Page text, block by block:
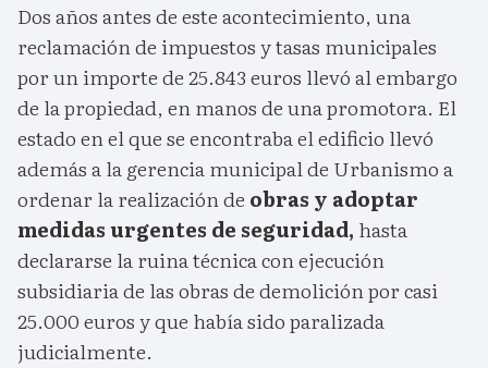
Dos años antes de este acontecimiento, una
reclamación de impuestos y tasas municipales
por un importe de 25.843 euros llevó al embargo
de la propiedad, en manos de una promotora. El
estado en el que se encontraba el edificio llevó
además a la gerencia municipal de Urbanismo a
ordenar la realización de obras y adoptar
medidas urgentes de seguridad, hasta
declararse la ruina técnica con ejecución
subsidiaria de las obras de demolición por casi
25.000 euros y que había sido paralizada
judicialmente.